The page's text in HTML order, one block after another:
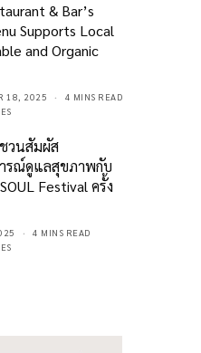
& Bar’s
Supports Local
and Organic
18, 2025
4 MINS READ
วนสัมผัส
รณ์ดูแลสุขภาพกับ
Festival ครั้ง
4 MINS READ